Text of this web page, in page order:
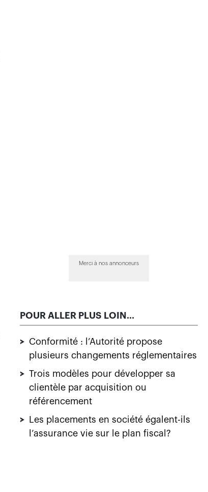
Merci à nos annonceurs
POUR ALLER PLUS LOIN...
> Conformité : l’Autorité propose
plusieurs changements réglementaires
> Trois modèles pour développer sa
clientèle par acquisition ou
référencement
>
Les placements en société égalent-ils
l’assurance vie sur le plan fiscal?